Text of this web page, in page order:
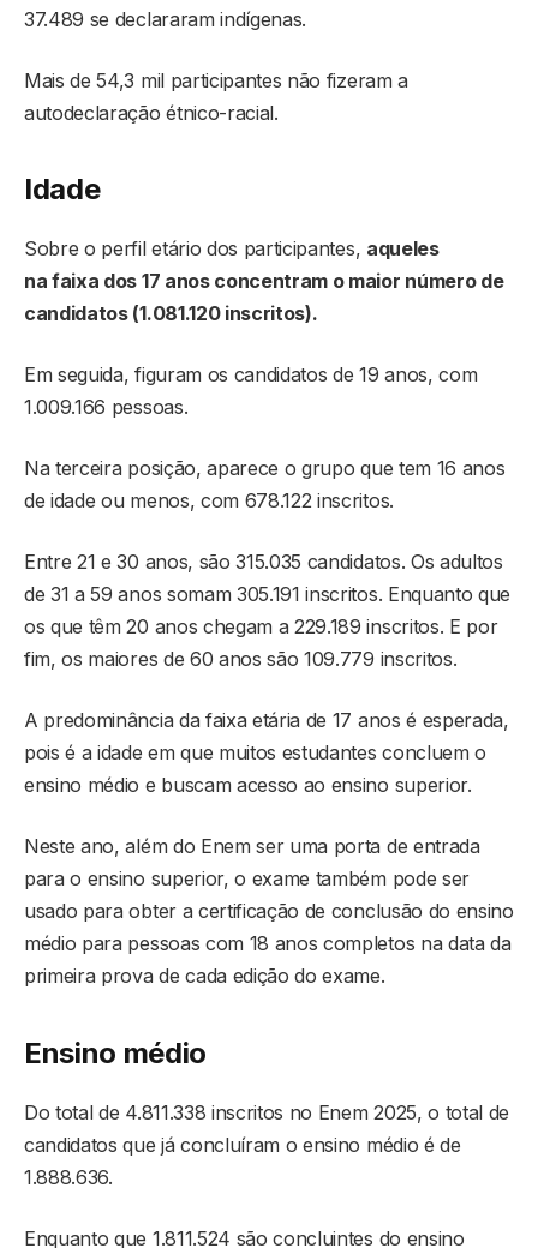
37.489 se declararam indígenas.
Mais de 54,3 mil participantes não fizeram a
autodeclaração étnico-racial.
Idade
Sobre o perfil etário dos participantes, aqueles
na faixa dos 17 anos concentram o maior número de
candidatos (1.081.120 inscritos).
Em seguida, figuram os candidatos de 19 anos, com
1.009.166 pessoas.
Na terceira posição, aparece o grupo que tem 16 anos
de idade ou menos, com 678.122 inscritos.
Entre 21 e 30 anos, são 315.035 candidatos. Os adultos
de 31 a 59 anos somam 305.191 inscritos. Enquanto que
os que têm 20 anos chegam a 229.189 inscritos. E por
fim, os maiores de 60 anos são 109.779 inscritos.
A predominância da faixa etária de 17 anos é esperada,
pois é a idade em que muitos estudantes concluem o
ensino médio e buscam acesso ao ensino superior.
Neste ano, além do Enem ser uma porta de entrada
para o ensino superior, o exame também pode ser
usado para obter a certificação de conclusão do ensino
médio para pessoas com 18 anos completos na data da
primeira prova de cada edição do exame.
Ensino médio
Do total de 4.811.338 inscritos no Enem 2025, o total de
candidatos que já concluíram o ensino médio é de
1.888.636.
Enquanto que 1.811.524 são concluintes do ensino